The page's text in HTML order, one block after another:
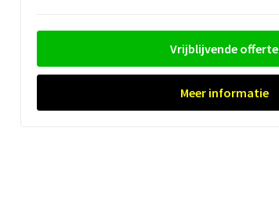
Vrijblijvende offerte
Meer informatie